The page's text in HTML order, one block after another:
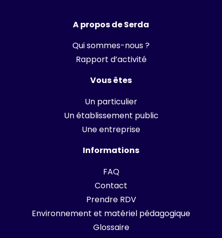
A propos de Serda
Qui sommes-nous ?
Rapport d’activité
Vous êtes
Un particulier
Un établissement public
Une entreprise
Informations
FAQ
Contact
Prendre RDV
Environnement et matériel pédagogique
Glossaire